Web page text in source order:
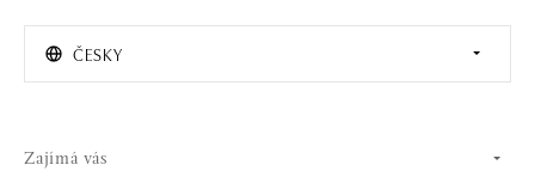
ČESKY
Zajímá vás